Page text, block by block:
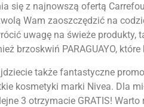
się z najnowszą ofertą
Wam zaoszczędzić na
uwagę na świeże produkty,
brzoskwiń PARAGUAYO,
także fantastyczne
kosmetyki marki Nivea. Dla
3 otrzymacie GRATIS!